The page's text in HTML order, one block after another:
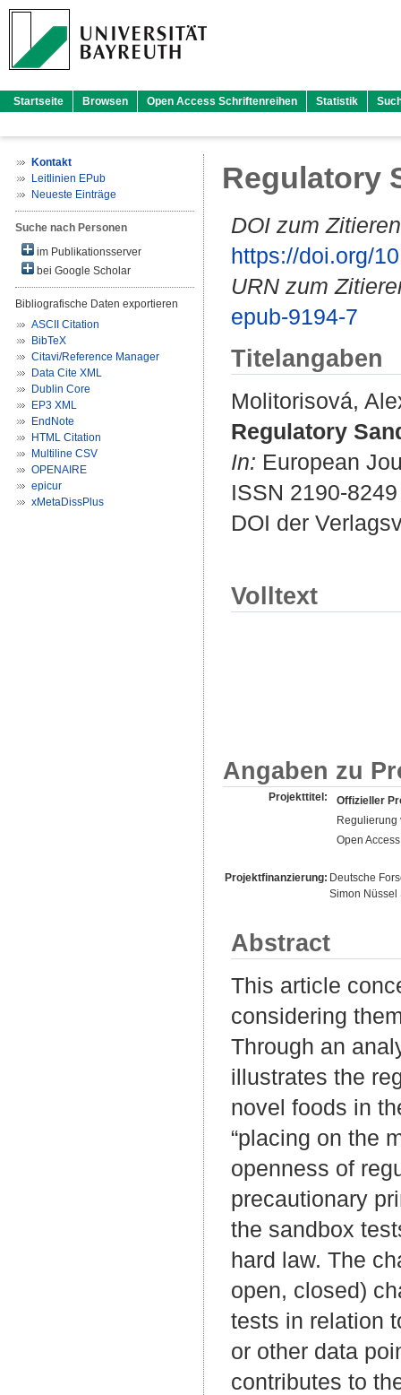
Startseite Browsen Open Access Schriftenreihen Statistik
Kontakt
Leitlinien EPub
Neueste Einträge
Suche nach Personen
im Publikationsserver
bei Google Scholar
Bibliografische Daten exportieren
ASCII Citation
BibTeX
Citavi/Reference Manager
Data Cite XML
Dublin Core
EP3 XML
EndNote
HTML Citation
Multiline CSV
OPENAIRE
epicur
xMetaDissPlus
Regulatory
DOI zum
https://doi.org/
URN zum
epub-9194-7
Titelangaben
Molitorisová,
Regulatory
In: European
ISSN 2190-8249
DOI der
Volltext
Angaben zu
Projekttitel:
Offizieller
Regulierung
Open
Projektfinanzierung: Deutsche
Simon Nüssel
Abstract
This article
considering
Through an
illustrates the
novel foods in
“placing on the
openness of
precautionary
the sandbox
hard law. The
open, closed)
tests in relation
or other data
contributes to